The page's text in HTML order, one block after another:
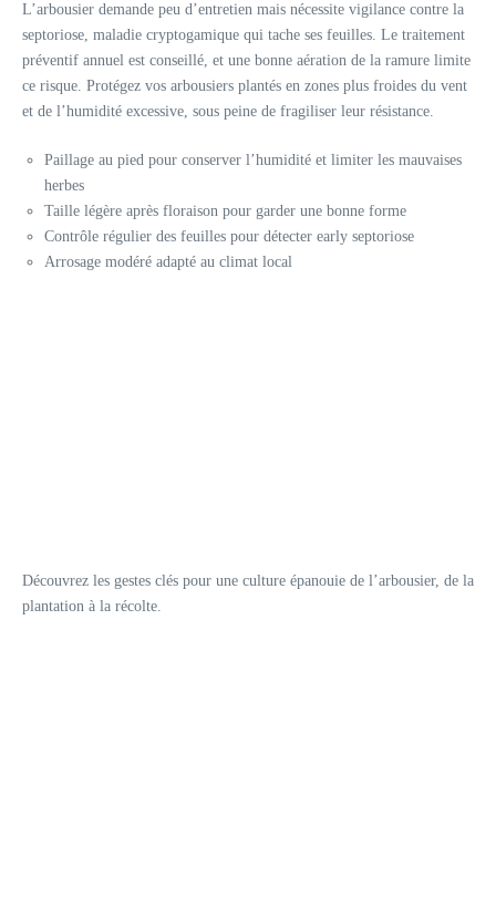
L’arbousier demande peu d’entretien mais nécessite vigilance contre la
septoriose, maladie cryptogamique qui tache ses feuilles. Le traitement
préventif annuel est conseillé, et une bonne aération de la ramure limite
ce risque. Protégez vos arbousiers plantés en zones plus froides du vent
et de l’humidité excessive, sous peine de fragiliser leur résistance.
Paillage au pied pour conserver l’humidité et limiter les mauvaises
herbes
Taille légère après floraison pour garder une bonne forme
Contrôle régulier des feuilles pour détecter early septoriose
Arrosage modéré adapté au climat local
Découvrez les gestes clés pour une culture épanouie de l’arbousier, de la
plantation à la récolte.